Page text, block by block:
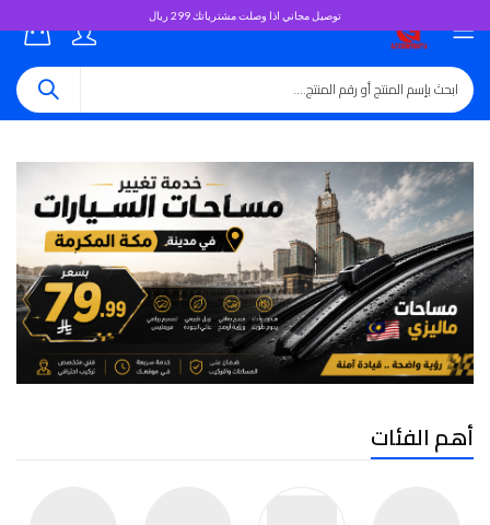
توصيل مجاني اذا وصلت مشترياتك 299 ريال
أهم الفئات